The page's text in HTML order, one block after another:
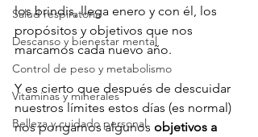
Salud respiratoria
Descanso y bienestar mental
Control de peso y metabolismo
Vitaminas y minerales
Belleza y cuidado personal
los brindis, llega enero y con él, los
propósitos y objetivos que nos
marcamos cada nuevo año.
Y es cierto que después de descuidar
nuestros límites estos días (es normal)
nos pongamos algunos objetivos a